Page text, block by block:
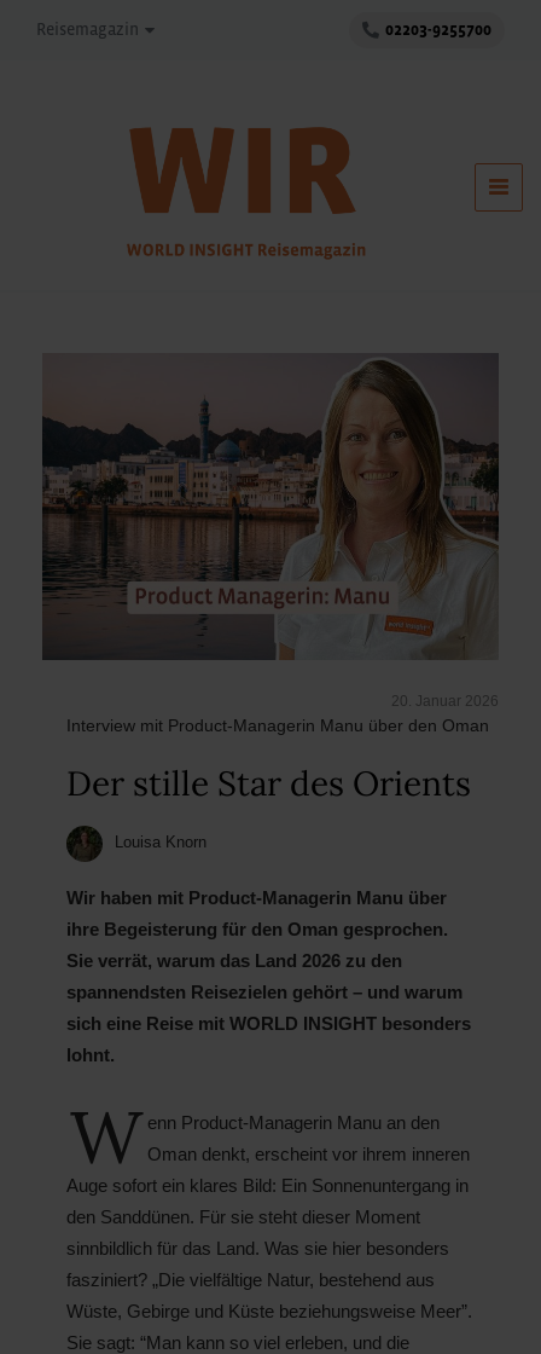
Reisemagazin 02203-9255700
Interview mit Product-Managerin Manu über den Oman
20. Januar 2026
Der stille Star des Orients
Louisa Knorn
Wir haben mit Product-Managerin Manu über
ihre Begeisterung für den Oman gesprochen.
Sie verrät, warum das Land 2026 zu den
spannendsten Reisezielen gehört – und warum
sich eine Reise mit WORLD INSIGHT besonders
lohnt.
W enn Product-Managerin Manu an den
Oman denkt, erscheint vor ihrem inneren
Auge sofort ein klares Bild: Ein Sonnenuntergang in
den Sanddünen. Für sie steht dieser Moment
sinnbildlich für das Land. Was sie hier besonders
fasziniert? „Die vielfältige Natur, bestehend aus
Wüste, Gebirge und Küste beziehungsweise Meer”.
Sie sagt: “Man kann so viel erleben, und die